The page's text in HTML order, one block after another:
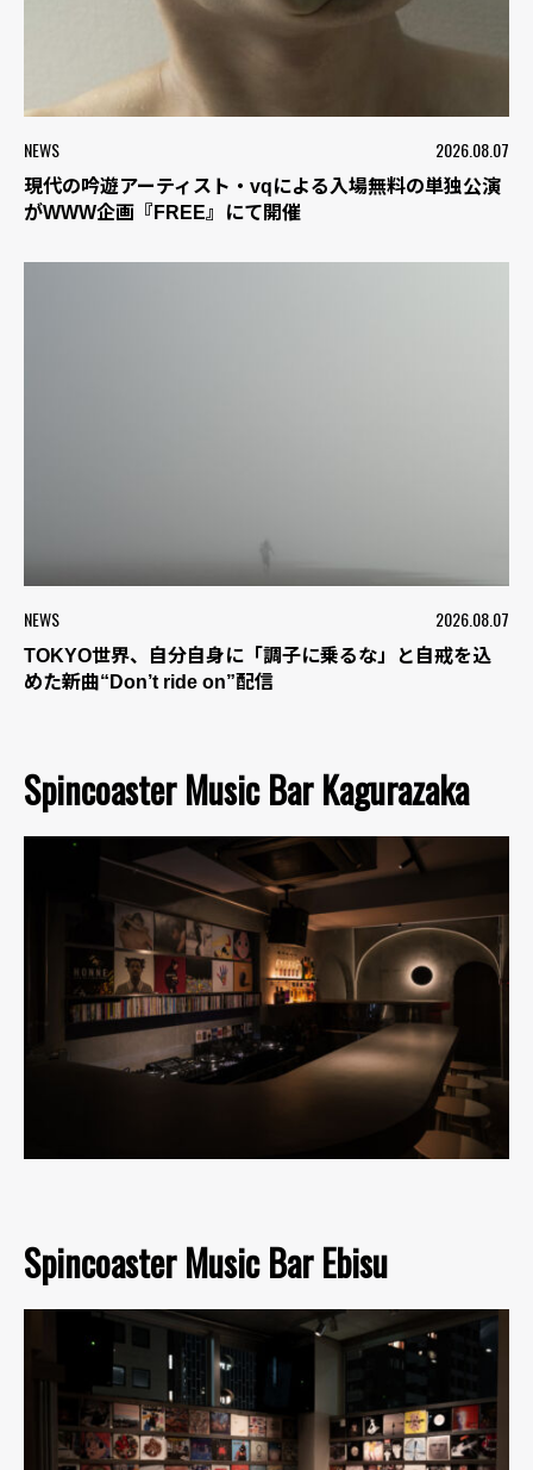
NEWS 2026.08.07
現代の吟遊アーティスト・vqによる入場無料の単独公演
がWWW企画『FREE』にて開催
NEWS 2026.08.07
TOKYO世界、自分自身に「調子に乗るな」と自戒を込
めた新曲“Don’t ride on”配信
Spincoaster Music Bar Kagurazaka
Spincoaster Music Bar Ebisu